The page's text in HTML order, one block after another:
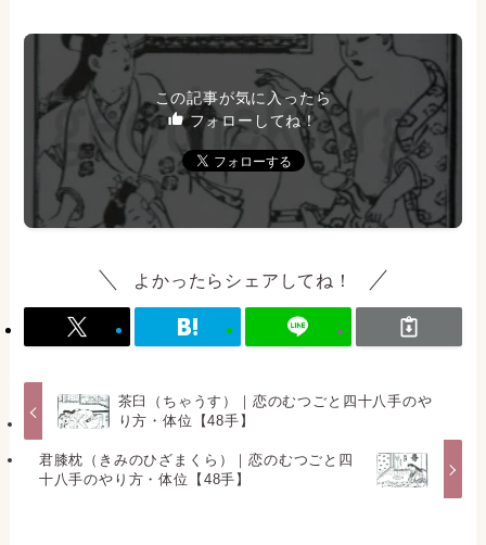
この記事が気に入ったら
フォローしてね！
よかったらシェアしてね！
茶臼（ちゃうす）｜恋のむつごと四十八手のや
り方・体位【48手】
君膝枕（きみのひざまくら）｜恋のむつごと四
十八手のやり方・体位【48手】